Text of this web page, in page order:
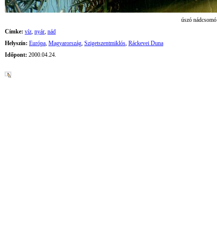
úszó nádcsomó
Címke: víz, nyár, nád
Helyszín: Európa, Magyarország, Szigetszentmiklós, Ráckevei Duna
Időpont: 2000.04.24.